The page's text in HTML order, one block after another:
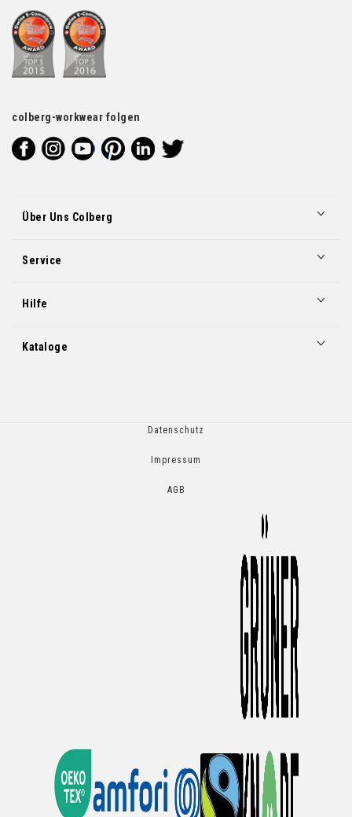
colberg-workwear folgen
Über Uns Colberg
Service
Hilfe
Kataloge
Datenschutz
Impressum
AGB